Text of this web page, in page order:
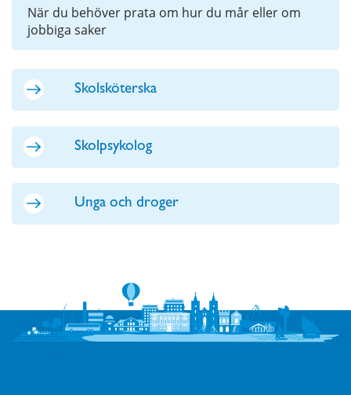
När du behöver prata om hur du mår eller om
jobbiga saker
Skolsköterska
Skolpsykolog
Unga och droger